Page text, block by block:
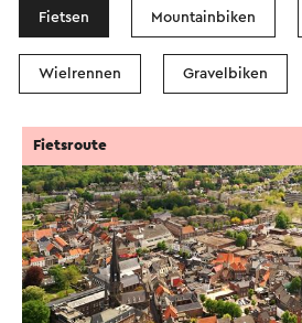
Fietsen Mountainbiken
Wielrennen Gravelbiken
Fietsroute